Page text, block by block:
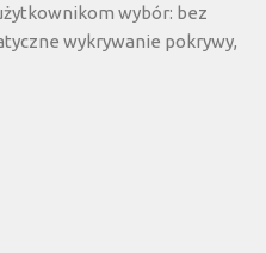
wybór: bez
wykrywanie pokrywy,